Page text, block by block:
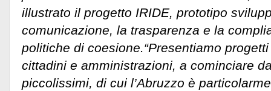
illustrato il progetto IRIDE, prototipo
comunicazione, la trasparenza e la
politiche di coesione.“Presentiamo
cittadini e amministrazioni, a cominciare
piccolissimi, di cui l’Abruzzo è